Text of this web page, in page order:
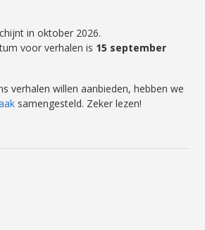
in oktober 2026.
voor verhalen is 15 september
verhalen willen aanbieden, hebben we
samengesteld. Zeker lezen!